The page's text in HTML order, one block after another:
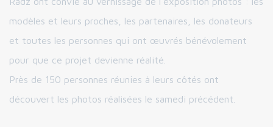
modèles et leurs proches, les partenaires, les donateurs
et toutes les personnes qui ont œuvrés bénévolement
pour que ce projet devienne réalité.
Près de 150 personnes réunies à leurs côtés ont
découvert les photos réalisées le samedi précédent.